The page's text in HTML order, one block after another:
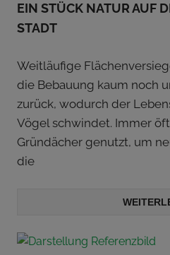
EIN STÜCK NATUR AUF
STADT
Weitläufige
die Bebauung kaum noch
zurück, wodurch der
Vögel schwindet. Immer
Gründächer genutzt, um
die